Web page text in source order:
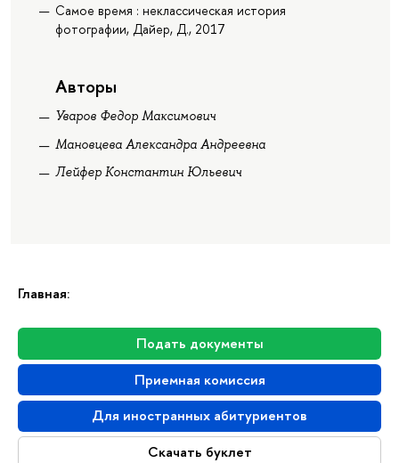
Главная:
Подать документы
Приемная комиссия
Для иностранных абитуриентов
Скачать буклет
Самое время : неклассическая история
фотографии, Дайер, Д., 2017
Авторы
Уваров Федор Максимович
Мановцева Александра Андреевна
Лейфер Константин Юльевич